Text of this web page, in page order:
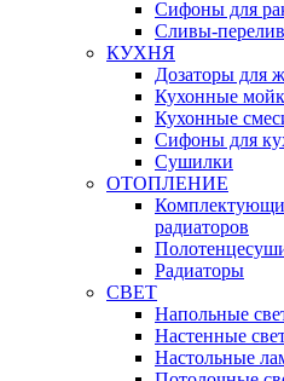
Сифоны для
Сливы-
КУХНЯ
Дозаторы для
Кухонные
Кухонные
Сифоны для
Сушилки
ОТОПЛЕНИЕ
радиаторов
Радиаторы
СВЕТ
Напольные
Настенные
Настольные